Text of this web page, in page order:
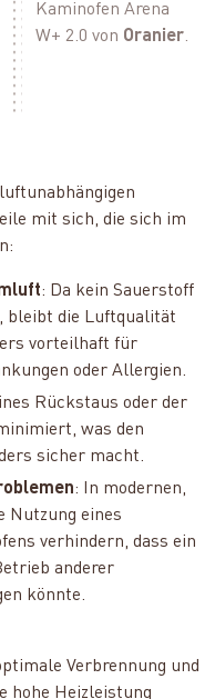
Kaminofen Arena
W+ 2.0 von Oranier.
mit sich, die sich im
: Da kein Sauerstoff
bleibt die Luftqualität
vorteilhaft für
oder Allergien.
Rückstaus oder der
was den
sicher macht.
: In modernen,
Nutzung eines
verhindern, dass ein
anderer
könnte.
Verbrennung und
hohe Heizleistung